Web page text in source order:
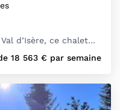
d’Isère, ce chalet…
18 563 € par semaine